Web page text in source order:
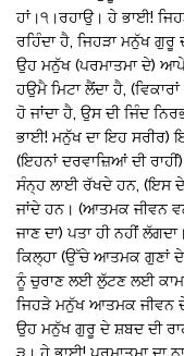
ਹਾਂ।੧।ਰਹਾਉ। ਹੇ ਭਾਈ!
ਰਹਿੰਦਾ ਹੈ, ਜਿਹੜਾ ਮਨੁੱਖ ਗੁਰੂ
ਉਹ ਮਨੁੱਖ (ਪਰਮਾਤਮਾ ਦੇ)
ਹਉਮੈ ਮਿਟਾ ਲੈਂਦਾ ਹੈ,
ਹੋ ਜਾਂਦਾ ਹੈ, ਉਸ ਦੀ ਜਿੰਦ
ਭਾਈ! ਮਨੁੱਖ ਦਾ ਇਹ ਸਰੀਰ)
(ਇਹਨਾਂ ਦਰਵਾਜ਼ਿਆਂ ਦੀ
ਸੰਨ੍ਹ ਲਾਈ ਰੱਖਦੇ ਹਨ, (ਇਸ
ਜਾਂਦੇ ਹਨ। (ਆਤਮਕ ਜੀਵਨ
ਜਾਣ ਦਾ) ਪਤਾ ਹੀ ਨਹੀਂ
ਕਿਲ੍ਹਾ (ਉੱਚੇ ਆਤਮਕ ਗੁਣਾਂ
ਨੂੰ ਚੁਰਾਣ ਲਈ ਲੁੱਟਣ ਲਈ
ਜਿਹੜੇ ਮਨੁੱਖ ਆਤਮਕ ਜੀਵਨ
ਉਹ ਮਨੁੱਖ ਗੁਰੂ ਦੇ ਸ਼ਬਦ ਦੀ